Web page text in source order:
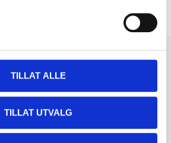
TILLAT ALLE
TILLAT UTVALG